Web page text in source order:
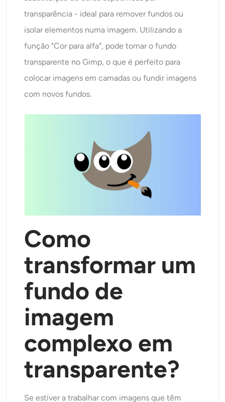
transparência - ideal para remover fundos ou
isolar elementos numa imagem. Utilizando a
função "Cor para alfa", pode tornar o fundo
transparente no Gimp, o que é perfeito para
colocar imagens em camadas ou fundir imagens
com novos fundos.
Como
transformar um
fundo de
imagem
complexo em
transparente?
Se estiver a trabalhar com imagens que têm